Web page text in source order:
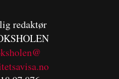
redaktør